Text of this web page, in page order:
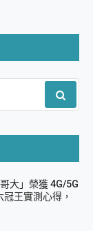
大」榮獲 4G/5G
王實測心得，